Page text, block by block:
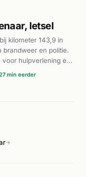
op een acuut
letsel
kilometer 143,9 in
brandweer en politie.
hulpverlening en
min eerder
→